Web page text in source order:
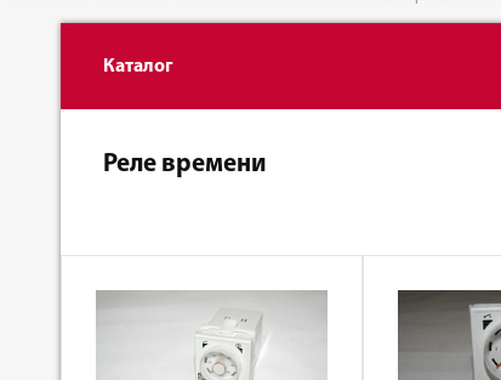
Каталог
Реле времени